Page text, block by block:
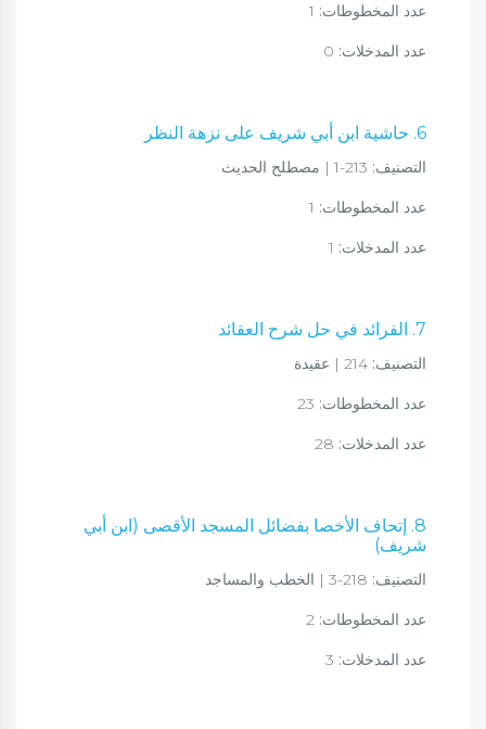
عدد المخطوطات:
عدد المدخلات:
6. حاشية ابن أبي شريف على نزهة النظر
التصنيف:
عدد المخطوطات:
عدد المدخلات:
7. الفرائد في حل شرح العقائد
التصنيف:
عدد المخطوطات:
عدد المدخلات:
8. إتحاف الأخصا بفضائل المسجد الأقصى (ابن أبي
شريف)
التصنيف:
عدد المخطوطات:
عدد المدخلات: